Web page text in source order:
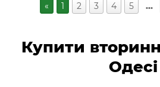
« 1 2 3 4 5 …
Купити
Одесі